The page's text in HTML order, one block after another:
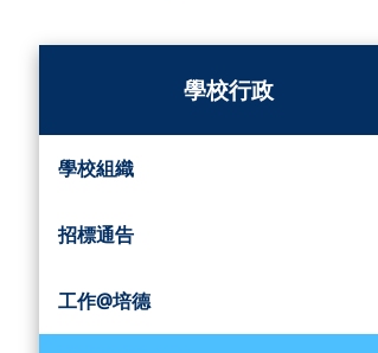
學校行政
學校組織
招標通告
工作@培德